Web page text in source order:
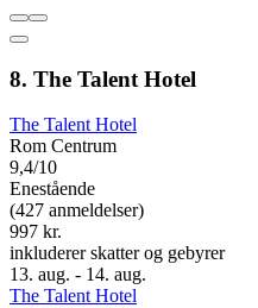
8. The Talent Hotel
The Talent Hotel
Rom Centrum
9,4/10
Enestående
(427 anmeldelser)
997 kr.
inkluderer skatter og gebyrer
13. aug. - 14. aug.
The Talent Hotel